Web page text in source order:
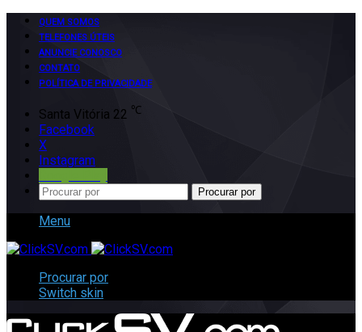
QUEM SOMOS
TELEFONES ÚTEIS
ANUNCIE CONOSCO
CONTATO
POLÍTICA DE PRIVACIDADE
Santa Vitória 22 ℃
Facebook
X
Instagram
Procurar por
Menu
Procurar por
Switch skin